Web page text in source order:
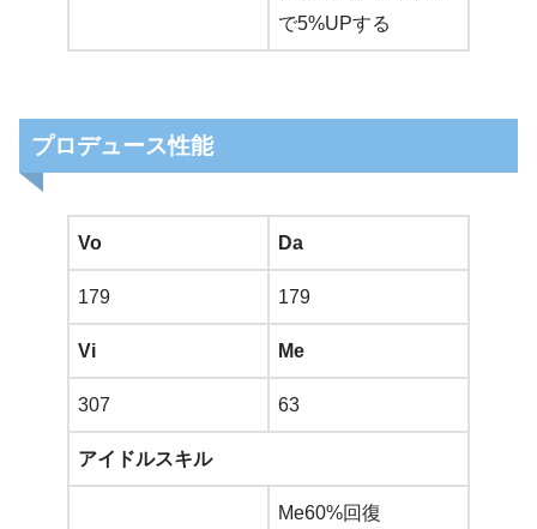
で5%UPする
プロデュース性能
Vo Da
179 179
Vi Me
307 63
アイドルスキル
Me60%回復